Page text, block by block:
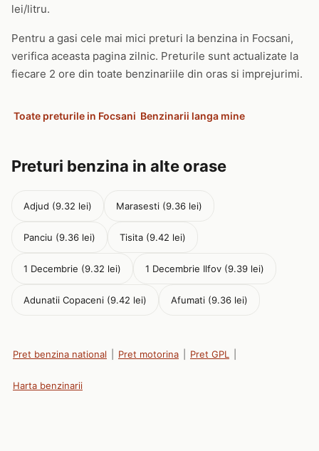
lei/litru.
Pentru a gasi cele mai mici preturi la benzina in Focsani,
verifica aceasta pagina zilnic. Preturile sunt actualizate la
fiecare 2 ore din toate benzinariile din oras si imprejurimi.
Toate preturile in Focsani Benzinarii langa mine
Preturi benzina in alte orase
Adjud (9.32 lei) Marasesti (9.36 lei)
Panciu (9.36 lei) Tisita (9.42 lei)
1 Decembrie (9.32 lei) 1 Decembrie Ilfov (9.39 lei)
Adunatii Copaceni (9.42 lei) Afumati (9.36 lei)
Pret benzina national Pret motorina Pret GPL
Harta benzinarii